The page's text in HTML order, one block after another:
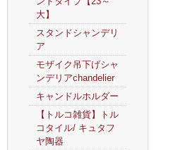
大】
スタンドシャンデリ
ア
モザイク吊下げシャ
ンデリアchandelier
キャンドルホルダー
【トルコ雑貨】トル
コタイル/ キュタフ
ヤ陶器